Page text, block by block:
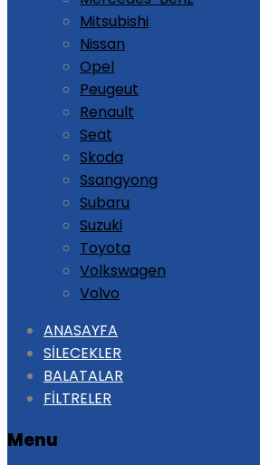
Mitsubishi
Nissan
Opel
Peugeut
Renault
Seat
Skoda
Ssangyong
Subaru
Suzuki
Toyota
Volkswagen
Volvo
Skip
content
ANASAYFA
SİLECEKLER
BALATALAR
FİLTRELER
Menu